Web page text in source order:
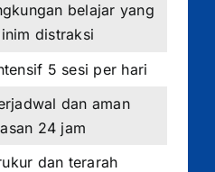
belajar yang
distraksi
5 sesi per hari
dan aman
24 jam
dan terarah